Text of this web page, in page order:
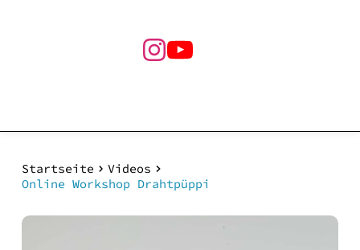
Startseite
Videos
Online Workshop Drahtpüppi